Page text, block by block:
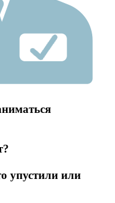
упустили или